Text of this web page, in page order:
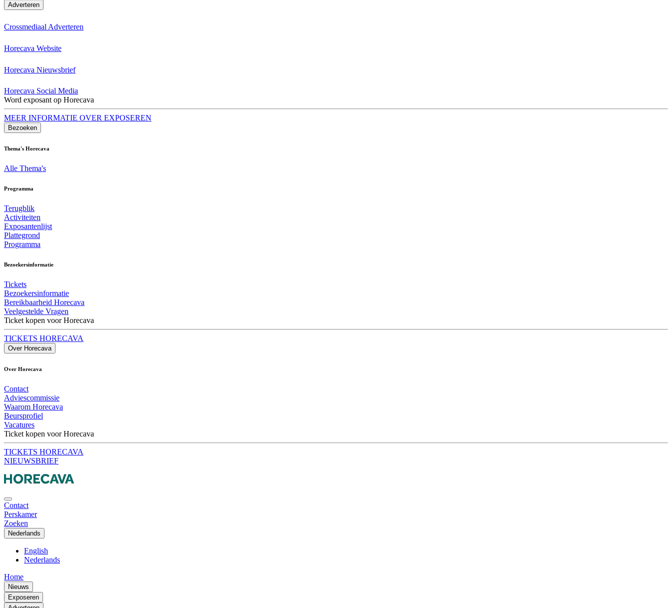
Adverteren
Crossmediaal Adverteren
Horecava Website
Horecava Nieuwsbrief
Horecava Social Media
Word exposant op Horecava
MEER INFORMATIE OVER EXPOSEREN
Bezoeken
Thema's Horecava
Alle Thema's
Programma
Terugblik
Activiteiten
Exposantenlijst
Plattegrond
Programma
Bezoekersinformatie
Tickets
Bezoekersinformatie
Bereikbaarheid Horecava
Veelgestelde Vragen
Ticket kopen voor Horecava
TICKETS HORECAVA
Over Horecava
Over Horecava
Contact
Adviescommissie
Waarom Horecava
Beursprofiel
Vacatures
Ticket kopen voor Horecava
TICKETS HORECAVA
NIEUWSBRIEF
Contact
Perskamer
Zoeken
Nederlands
English
Nederlands
Home
Nieuws
Exposeren